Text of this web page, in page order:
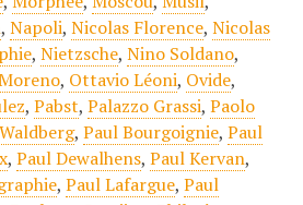
, Napoli, Nicolas Florence, Nicolas
, Nietzsche, Nino Soldano,
, Ottavio Léoni, Ovide,
, Pabst, Palazzo Grassi, Paolo
, Paul Bourgoignie, Paul
, Paul Dewalhens, Paul Kervan,
, Paul Lafargue, Paul